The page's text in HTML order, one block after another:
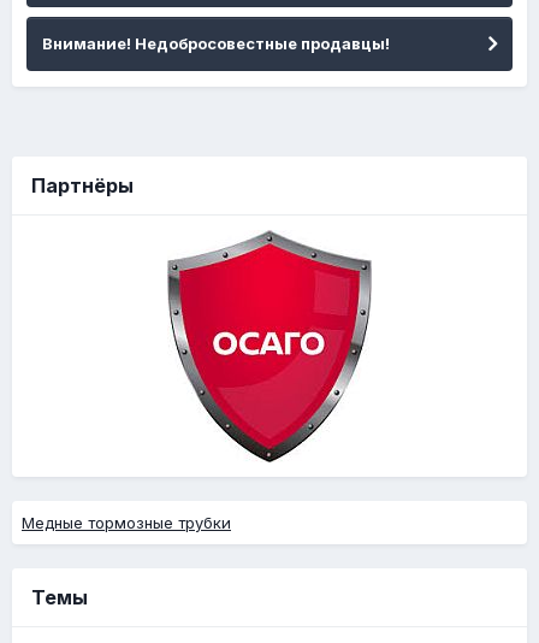
Внимание! Недобросовестные продавцы!
Партнёры
Медные тормозные трубки
Темы